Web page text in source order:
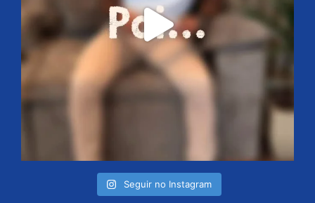
Seguir no Instagram